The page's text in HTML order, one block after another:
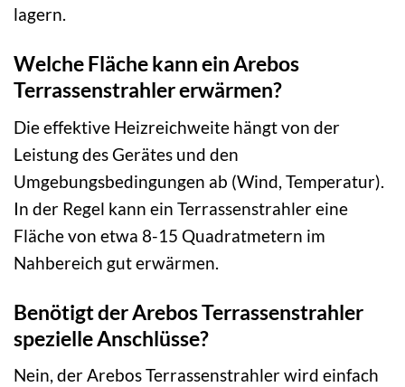
lagern.
Welche Fläche kann ein Arebos
Terrassenstrahler erwärmen?
Die effektive Heizreichweite hängt von der
Leistung des Gerätes und den
Umgebungsbedingungen ab (Wind, Temperatur).
In der Regel kann ein Terrassenstrahler eine
Fläche von etwa 8-15 Quadratmetern im
Nahbereich gut erwärmen.
Benötigt der Arebos Terrassenstrahler
spezielle Anschlüsse?
Nein, der Arebos Terrassenstrahler wird einfach